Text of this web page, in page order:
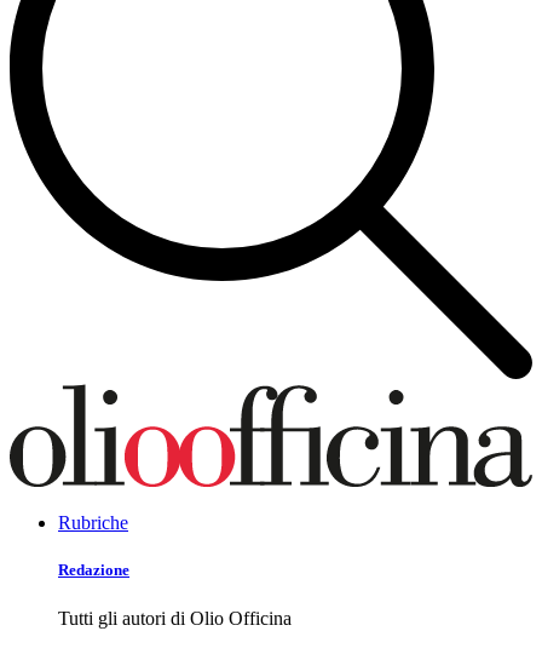
Rubriche
Redazione
Tutti gli autori di Olio Officina